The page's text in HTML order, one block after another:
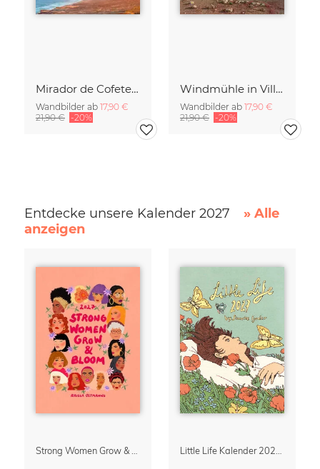
Mirador de Cofete auf Fuerteventura
Wandbilder ab 17,90 €
21,90 € -20%
Windmühle in Villaverde auf Fuerteventura
Wandbilder ab 17,90 €
21,90 € -20%
Entdecke unsere Kalender 2027
» Alle
anzeigen
Strong Women Grow & Bloom Kalender 2027 Little Life Kalender 2027 von Simone Goder